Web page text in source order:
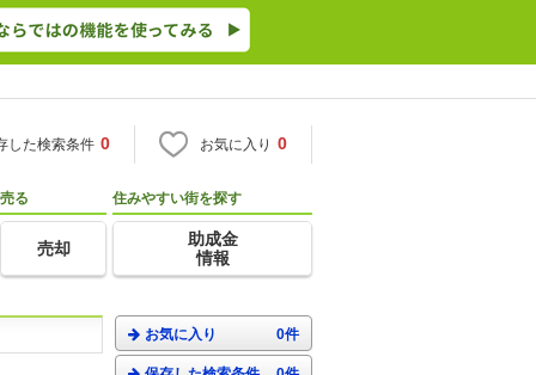
した検索条件 0 お気に入り 0
売る
売却
住みやすい街を探す
助成金
情報
お気に入り 0件